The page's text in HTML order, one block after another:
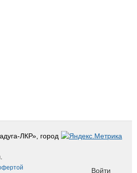
ЛКР», город
Войти